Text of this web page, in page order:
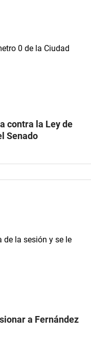
contra la Ley de
Senado
a Fernández